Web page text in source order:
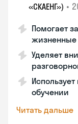
«СКАЕНГ») •
Помогает
Уделяет
обучении
Читать дальше